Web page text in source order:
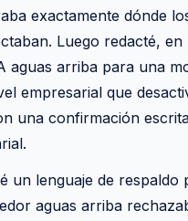
exactamente dónde
Luego redacté,
aguas arriba para una
empresarial que
una confirmación
un lenguaje de
aguas arriba